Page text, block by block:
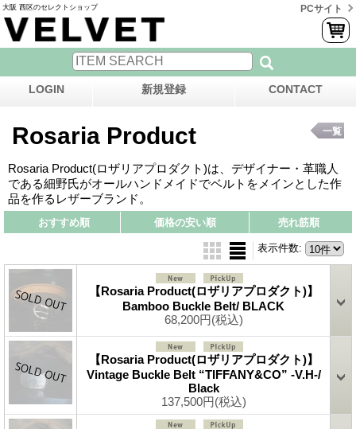
大阪 西区のセレクトショップ PCサイト
LOGIN 新規登録 CONTACT
Rosaria Product
Rosaria Product(ロザリアプロダクト)は、デザイナー・革職人
である細野氏がオールハンドメイドでベルトをメインとした作
品を作るレザーブランド。
一覧
おすすめ順 価格の安い順 売れ筋順
表示件数:
【Rosaria Product(ロザリアプロダクト)】
Bamboo Buckle Belt/ BLACK
68,200円(税込)
【Rosaria Product(ロザリアプロダクト)】
Vintage Buckle Belt “TIFFANY&CO” -V.H-/
Black
137,500円(税込)